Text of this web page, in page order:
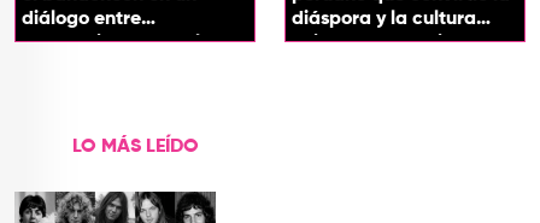
diálogo entre
generaciones con el
diáspora y la cultura
chicha en su sonido
LO MÁS LEÍDO